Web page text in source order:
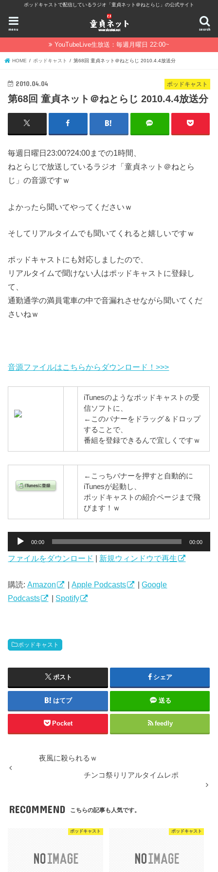
ポッドキャストで配信しているラジオ「童貞ネット＠ねとらじ」の公式サイト
search
menu
YouTubeLive生放送：毎週月曜日 22:00~
HOME ポッドキャスト 第68回 童貞ネット＠ねとらじ 2010.4.4放送分
ポッドキャスト
2010.04.04
第68回 童貞ネット＠ねとらじ 2010.4.4放送分
毎週日曜日23:00?24:00までの1時間、
ねとらじで放送しているラジオ「童貞ネット＠ねとら
じ」の音源ですｗ
よかったら聞いてやってくださいｗ
そしてリアルタイムでも聞いてくれると嬉しいですｗ
ポッドキャストにも対応しましたので、
リアルタイムで聞けない人はポッドキャストに登録し
て、
通勤通学の満員電車の中で音漏れさせながら聞いてくだ
さいねｗ
音源ファイルはこちらからダウンロード！>>>
iTunesのようなポッドキャストの受
信ソフトに、
←このバナーをドラッグ＆ドロップ
することで、
番組を登録できるんで宜しくですｗ
←こっちバナーを押すと自動的に
iTunesが起動し、
ポッドキャストの紹介ページまで飛
びます！ｗ
プ
ー
ヤ
00:00 00:00
ファイルをダウンロード | 新規ウィンドウで再生
購読:Amazon |Apple Podcasts |Google
Podcasts
Spotify
ポッドキャスト
ポスト シェア
はてブ 送る
Pocket feedly
夜風に殺られるｗ
チンコ祭りリアルタイムレポ
RECOMMEND こちらの記事も人気です。
ポッドキャスト ポッドキャスト